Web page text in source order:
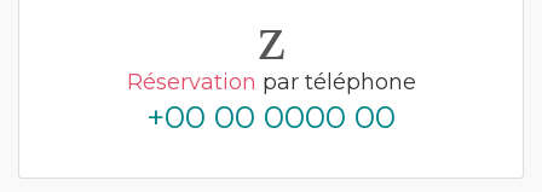
Réservation par téléphone
+00 00 0000 00